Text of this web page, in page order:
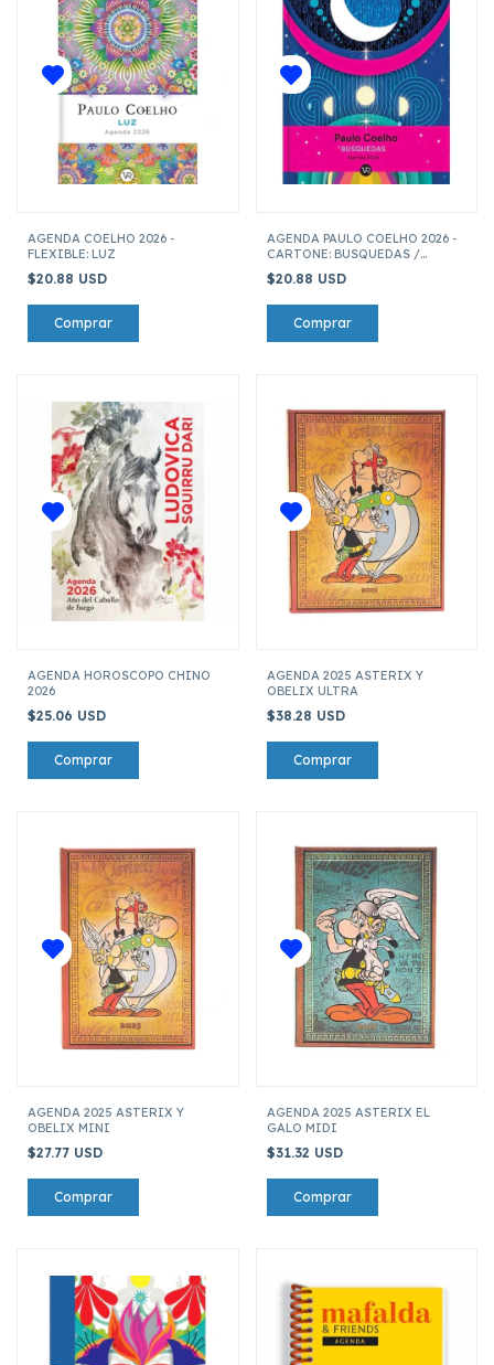
AGENDA COELHO 2026 -
FLEXIBLE: LUZ
$20.88 USD
AGENDA PAULO COELHO 2026 -
CARTONE: BUSQUEDAS /
$20.88 USD
AGENDA HOROSCOPO CHINO
2026
$25.06 USD
AGENDA 2025 ASTERIX Y
OBELIX ULTRA
$38.28 USD
AGENDA 2025 ASTERIX Y
OBELIX MINI
$27.77 USD
AGENDA 2025 ASTERIX EL
GALO MIDI
$31.32 USD